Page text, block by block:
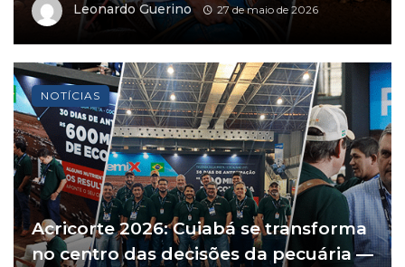
Leonardo Guerino 27 de maio de 2026
Acricorte 2026: Cuiabá se transforma
no centro das decisões da pecuária —
NOTÍCIAS